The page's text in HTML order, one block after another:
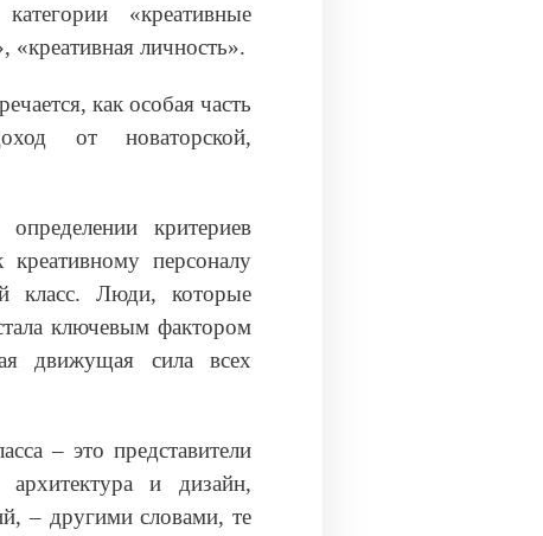
«креативные
личность».
как особая часть
от новаторской,
критериев
персоналу
класс. Люди, которые
ключевым фактором
движущая сила всех
– это представители
и дизайн,
– другими словами, те